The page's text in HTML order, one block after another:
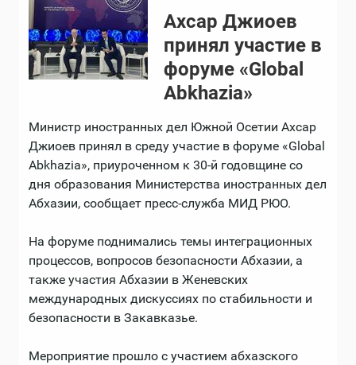
Ахсар Джиоев
принял участие в
форуме «Global
Abkhazia»
Министр иностранных дел Южной Осетии Ахсар
Джиоев принял в среду участие в форуме «Global
Abkhazia», приуроченном к 30-й годовщине со
дня образования Министерства иностранных дел
Абхазии, сообщает пресс-служба МИД РЮО.
На форуме поднимались темы интеграционных
процессов, вопросов безопасности Абхазии, а
также участия Абхазии в Женевских
международных дискуссиях по стабильности и
безопасности в Закавказье.
Мероприятие прошло с участием абхазского